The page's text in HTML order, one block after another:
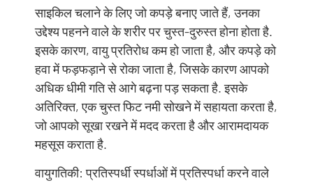
साइकिल चलाने के लिए जो कपड़े बनाए जाते हैं, उनका
उद्देश्य पहनने वाले के शरीर पर चुस्त-दुरुस्त होना होता है.
इसके कारण, वायु प्रतिरोध कम हो जाता है, और कपड़े को
हवा में फड़फड़ाने से रोका जाता है, जिसके कारण आपको
अधिक धीमी गति से आगे बढ़ना पड़ सकता है. इसके
अतिरिक्त, एक चुस्त फिट नमी सोखने में सहायता करता है,
जो आपको सूखा रखने में मदद करता है और आरामदायक
महसूस कराता है.
वायुगतिकी: प्रतिस्पर्धी स्पर्धाओं में प्रतिस्पर्धा करने वाले